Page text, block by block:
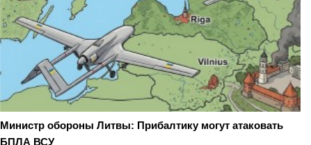
Министр обороны Литвы: Прибалтику могут атаковать
БПЛА ВСУ